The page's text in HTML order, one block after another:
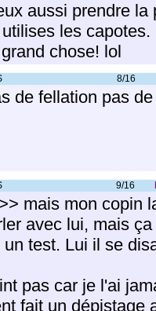
aussi prendre la
les
chose! lol
8/16
de fellation pas
9/16
mais mon copin
avec lui, mais
test. Lui il se
pas car je l'ai
fait un dépistage